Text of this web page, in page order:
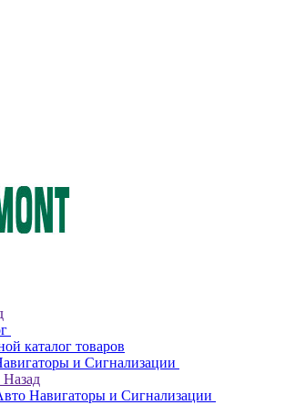
каталог товаров
и Сигнализации
Назад
Навигаторы и Сигнализации